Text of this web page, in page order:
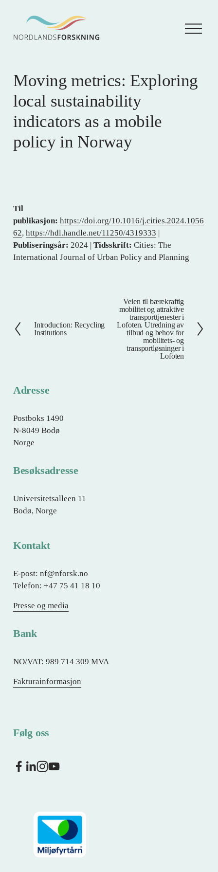
Å
p
n
Moving metrics: Exploring
local sustainability
indicators as a mobile
policy in Norway
Til
publikasjon: https://doi.org/10.1016/j.cities.2024.1056
62, https://hdl.handle.net/11250/4319333
Publiseringsår: 2024 | Tidsskrift: Cities: The
International Journal of Urban Policy and Planning
F
g
Introduction: Recycling
Institutions
Veien til bærekraftig
mobilitet og attraktive
transporttjenester i
Lofoten. Utredning av
tilbud og behov for
mobilitets- og
transportløsninger i
Lofoten
Adresse
Postboks 1490
N-8049 Bodø
Norge
Besøksadresse
Universitetsalleen 11
Bodø, Norge
Kontakt
E-post: nf@nforsk.no
Telefon: +47 75 41 18 10
Presse og media
Bank
NO/VAT: 989 714 309 MVA
Fakturainformasjon
Følg oss